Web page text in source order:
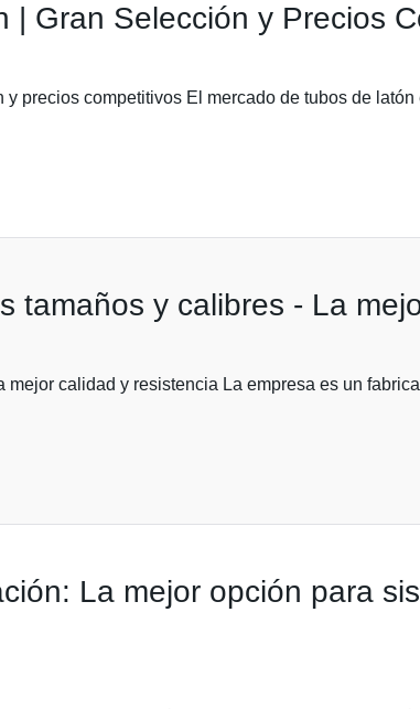
| Gran Selección y Precios
precios competitivos El mercado de tubos de
tamaños y calibres - La
calidad y resistencia La empresa es un
La mejor opción para